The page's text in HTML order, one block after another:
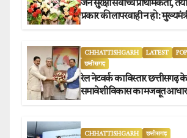
जन सुरक्षा सर्वोच्च प्राथमिकता,
प्रकार की लापरवाही न हो :
CHHATTISHGARH LATEST
छत्तीसगढ़
रेल नेटवर्क का विस्तार छत्तीसगढ़
समावेशी विकास का मजबूत आधार
CHHATTISHGARH छत्तीसगढ़